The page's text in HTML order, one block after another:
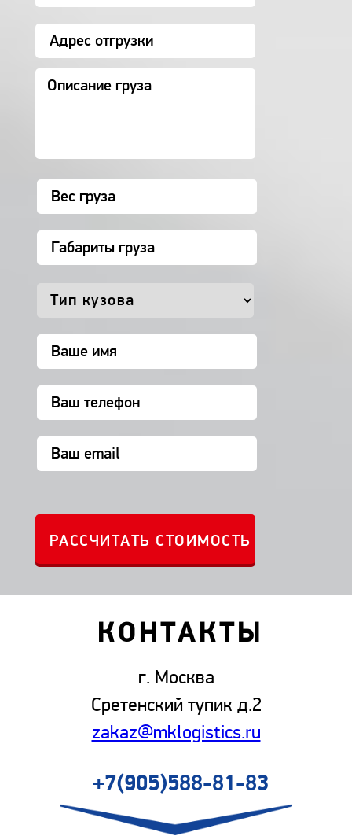
КОНТАКТЫ
г. Москва
Сретенский тупик д.2
zakaz@mklogistics.ru
+7(905)588-81-83